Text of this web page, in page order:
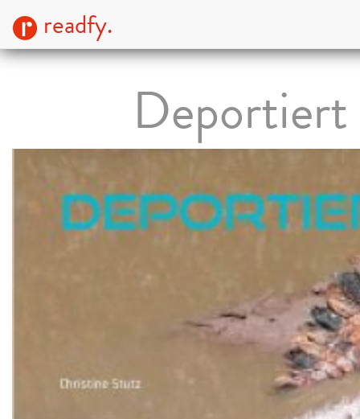
readfy.
Deportiert